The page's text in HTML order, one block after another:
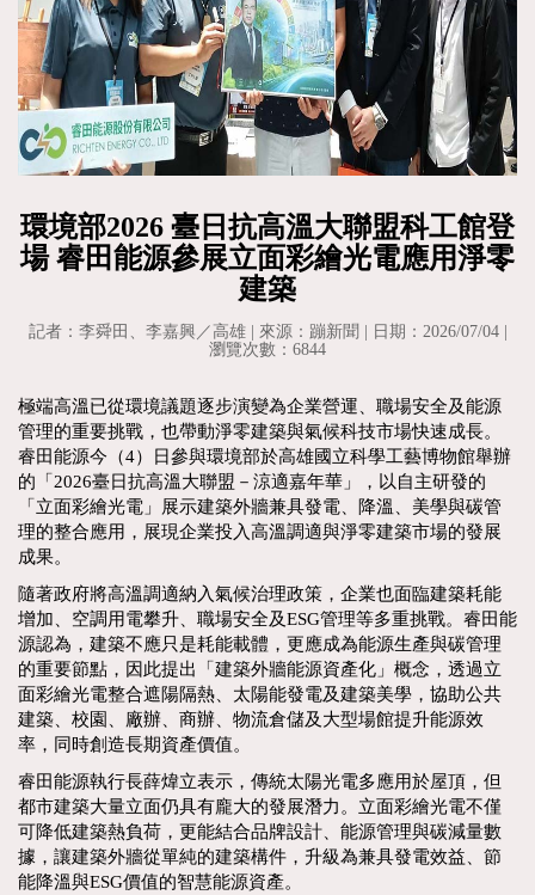
n
環境部2026 臺日抗高溫大聯盟科工館登
場 睿田能源參展立面彩繪光電應用淨零
建築
記者：李舜田、李嘉興／高雄 | 來源：蹦新聞 | 日期：2026/07/04 |
瀏覽次數：6844
極端高溫已從環境議題逐步演變為企業營運、職場安全及能源
管理的重要挑戰，也帶動淨零建築與氣候科技市場快速成長。
睿田能源今（4）日參與環境部於高雄國立科學工藝博物館舉辦
的「2026臺日抗高溫大聯盟－涼適嘉年華」，以自主研發的
「立面彩繪光電」展示建築外牆兼具發電、降溫、美學與碳管
理的整合應用，展現企業投入高溫調適與淨零建築市場的發展
成果。
隨著政府將高溫調適納入氣候治理政策，企業也面臨建築耗能
增加、空調用電攀升、職場安全及ESG管理等多重挑戰。睿田能
源認為，建築不應只是耗能載體，更應成為能源生產與碳管理
的重要節點，因此提出「建築外牆能源資產化」概念，透過立
面彩繪光電整合遮陽隔熱、太陽能發電及建築美學，協助公共
建築、校園、廠辦、商辦、物流倉儲及大型場館提升能源效
率，同時創造長期資產價值。
睿田能源執行長薛煒立表示，傳統太陽光電多應用於屋頂，但
都市建築大量立面仍具有龐大的發展潛力。立面彩繪光電不僅
可降低建築熱負荷，更能結合品牌設計、能源管理與碳減量數
據，讓建築外牆從單純的建築構件，升級為兼具發電效益、節
能降溫與ESG價值的智慧能源資產。